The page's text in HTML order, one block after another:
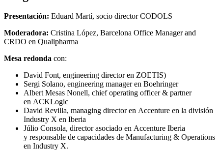
Presentación: Eduard Martí, socio director CODOLS
Moderadora: Cristina López, Barcelona Office Manager and
CRDO en Qualipharma
Mesa redonda con:
David Font, engineering director en ZOETIS)
Sergi Solano, engineering manager en Boehringer
Albert Mesas Nonell, chief operating officer & partner
en ACKLogic
David Revilla, managing director en Accenture en la división
Industry X en Iberia
Júlio Consola, director asociado en Accenture Iberia
y responsable de capacidades de Manufacturing & Operations
en Industry X.